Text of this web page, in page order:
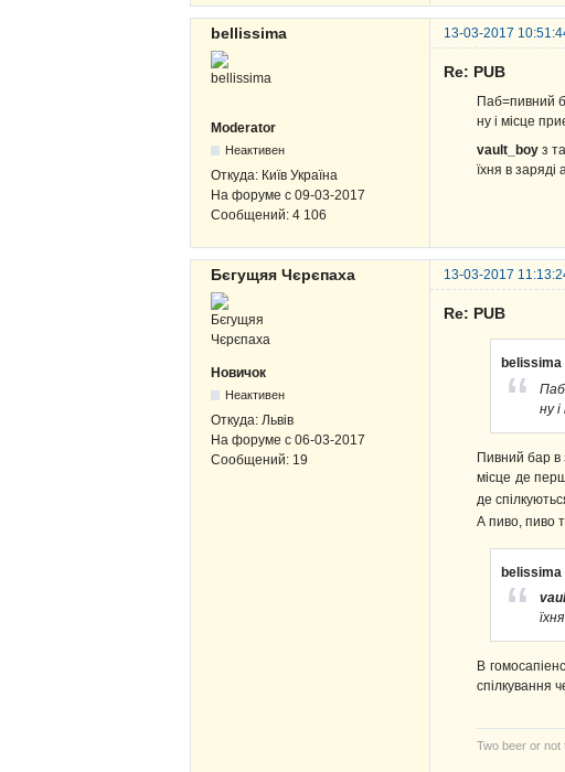
bellissima 13-03-2017
Moderator
Неактивен
Откуда: Київ Україна
На форуме с 09-03-2017
Сообщений: 4 106
Re: PUB
Паб=пивний
ну і місце
vault_boy з
їхня в заряді
Бєгущяя Чєрєпаха 13-03-2017
Новичок
Неактивен
Откуда: Львів
На форуме с 06-03-2017
Сообщений: 19
Re: PUB
ну
Пивний бар в
місце де
де
А пиво, пиво
belissima
В
спілкування
Two beer or not